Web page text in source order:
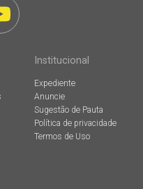
Institucional
Expediente
Anuncie
Sugestão de Pauta
Política de privacidade
Termos de Uso